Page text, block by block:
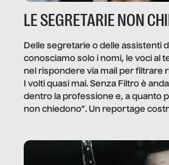
LE SEGRETARIE NON
Delle segretarie o delle assistenti
conosciamo solo i nomi, le voci al
nel rispondere via mail per filtrare
I volti quasi mai. Senza Filtro è
dentro la professione e, a quanto
non chiedono”. Un reportage